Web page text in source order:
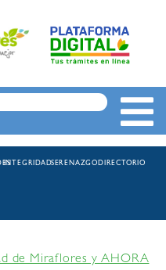
INTEGRIDADSERENAZGODIRECTORIO
de Miraflores y AHORA